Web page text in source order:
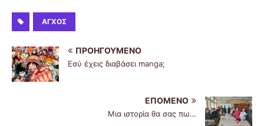
ΑΓΧΟΣ
ΠΡΟΗΓΟΎΜΕΝΟ
Εσύ έχεις διαβάσει manga;
ΕΠΌΜΕΝΟ
Μια ιστορία θα σας πω…